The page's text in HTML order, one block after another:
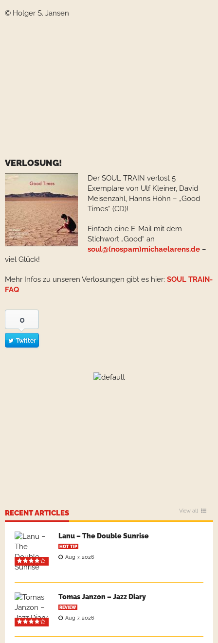
© Holger S. Jansen
VERLOSUNG!
Der SOUL TRAIN verlost 5
Exemplare von Ulf Kleiner, David
Meisenzahl, Hanns Höhn – „Good
Times“ (CD)!
Einfach eine E-Mail mit dem
Stichwort „Good“ an
soul@(nospam)michaelarens.de –
viel Glück!
Mehr Infos zu unseren Verlosungen gibt es hier: SOUL TRAIN-
FAQ
0
Twitter
RECENT ARTICLES View all
Lanu – The Double Sunrise
HOT TIP
Aug 7, 2026
Tomas Janzon – Jazz Diary
REVIEW
Aug 7, 2026